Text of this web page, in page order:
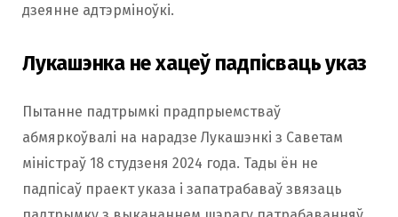
дзеянне адтэрміноўкі.
Лукашэнка не хацеў падпісваць указ
Пытанне падтрымкі прадпрыемстваў
абмяркоўвалі на нарадзе Лукашэнкі з Саветам
міністраў 18 студзеня 2024 года. Тады ён не
падпісаў праект указа і запатрабаваў звязаць